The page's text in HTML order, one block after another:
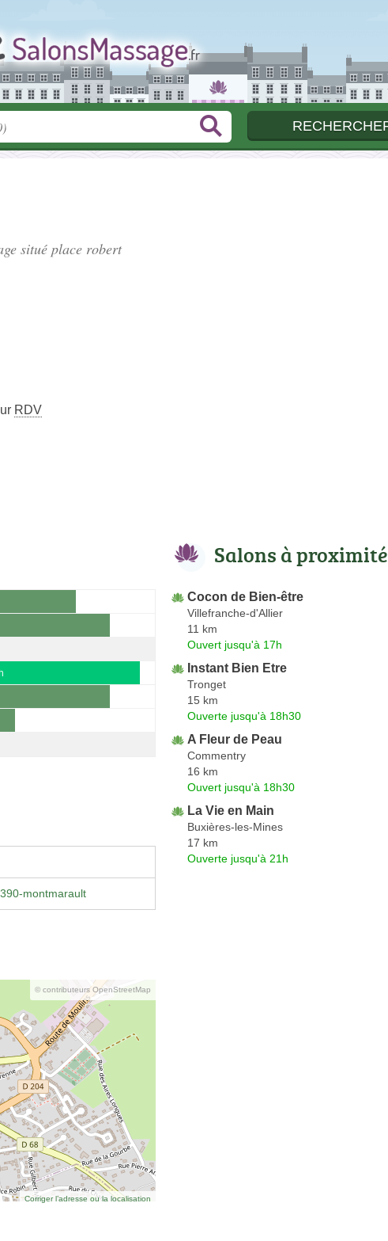
situé place robert
RDV
montmarault
© contributeurs OpenStreetMap
Corriger l’adresse ou la localisation
Salons à proximité
Cocon de Bien-être
Villefranche-d'Allier
11 km
Ouvert jusqu'à 17h
Instant Bien Etre
Tronget
15 km
Ouverte jusqu'à 18h30
A Fleur de Peau
Commentry
16 km
Ouvert jusqu'à 18h30
La Vie en Main
Buxières-les-Mines
17 km
Ouverte jusqu'à 21h